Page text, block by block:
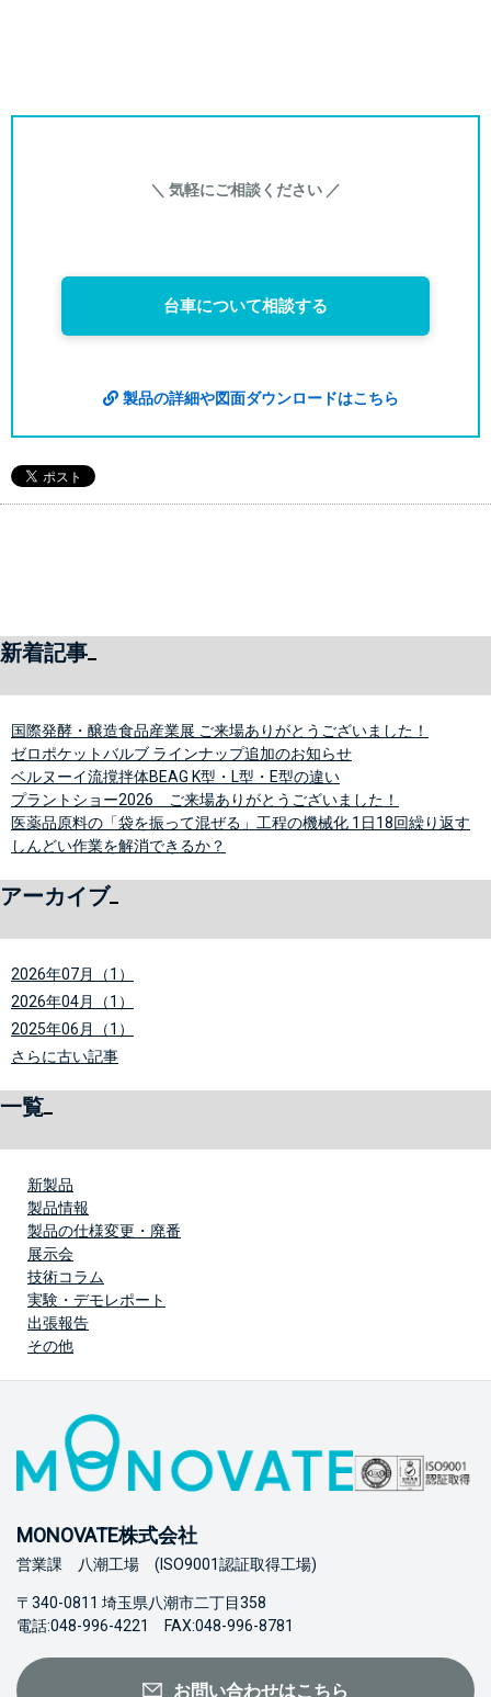
＼ 気軽にご相談ください ／
台車について相談する
製品の詳細や図面ダウンロードはこちら
新着記事
国際発酵・醸造食品産業展 ご来場ありがとうございました！
ゼロポケットバルブ ラインナップ追加のお知らせ
ベルヌーイ流撹拌体BEAG K型・L型・E型の違い
プラントショー2026 ご来場ありがとうございました！
医薬品原料の「袋を振って混ぜる」工程の機械化 1日18回繰り返す
しんどい作業を解消できるか？
アーカイブ
2026年07月（1）
2026年04月（1）
2025年06月（1）
さらに古い記事
一覧
新製品
製品情報
製品の仕様変更・廃番
展示会
技術コラム
実験・デモレポート
出張報告
その他
MONOVATE株式会社
営業課 八潮工場 (ISO9001認証取得工場)
〒340-0811 埼玉県八潮市二丁目358
電話:048-996-4221 FAX:048-996-8781
お問い合わせはこちら